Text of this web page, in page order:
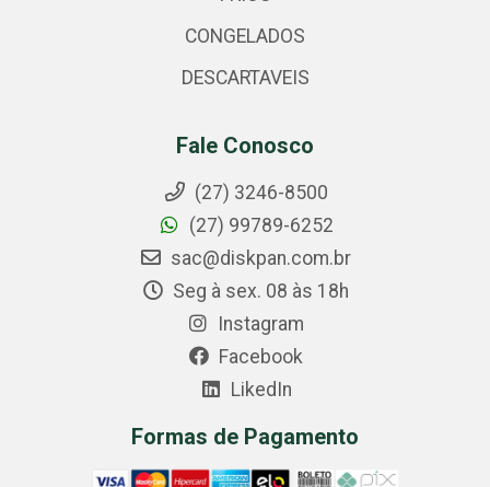
CONGELADOS
DESCARTAVEIS
Fale Conosco
(27) 3246-8500
(27) 99789-6252
sac@diskpan.com.br
Seg à sex. 08 às 18h
Instagram
Facebook
LikedIn
Formas de Pagamento